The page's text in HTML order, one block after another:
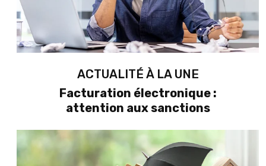
ACTUALITÉ À LA UNE
Facturation électronique :
attention aux sanctions